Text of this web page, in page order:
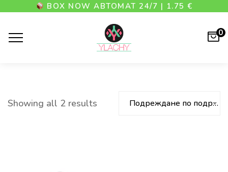
BOX NOW АВТОМАТ 24/7 | 1.75 €
0
Showing all 2 results Подреждане по подразбиране